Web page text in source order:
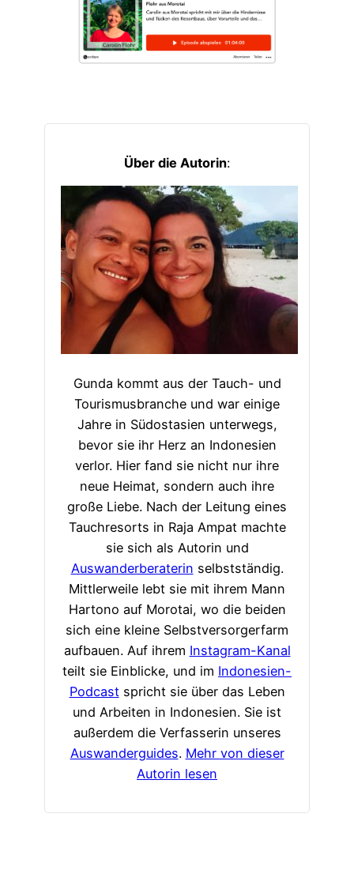
Über die Autorin:
Gunda kommt aus der Tauch- und
Tourismusbranche und war einige
Jahre in Südostasien unterwegs,
bevor sie ihr Herz an Indonesien
verlor. Hier fand sie nicht nur ihre
neue Heimat, sondern auch ihre
große Liebe. Nach der Leitung eines
Tauchresorts in Raja Ampat machte
sie sich als Autorin und
Auswanderberaterin selbstständig.
Mittlerweile lebt sie mit ihrem Mann
Hartono auf Morotai, wo die beiden
sich eine kleine Selbstversorgerfarm
aufbauen. Auf ihrem Instagram-Kanal
teilt sie Einblicke, und im Indonesien-
Podcastspricht sie über das Leben
und Arbeiten in Indonesien. Sie ist
außerdem die Verfasserin unseres
Auswanderguides. Mehr von dieser
Autorin lesen